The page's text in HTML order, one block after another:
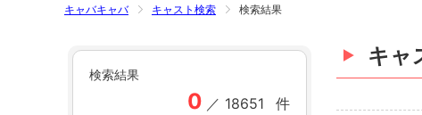
キャバキャバ キャスト検索 検索結果
キャ
検索結果
0 ／ 18651 件